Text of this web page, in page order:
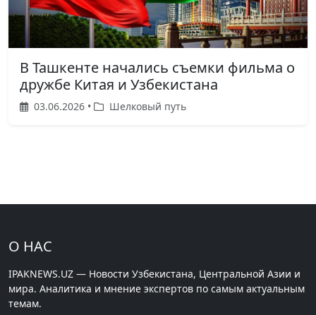
В Ташкенте начались съемки фильма о
дружбе Китая и Узбекистана
03.06.2026 • Шелковый путь
О НАС
IPAKNEWS.UZ — Новости Узбекистана, Центральной Азии и
мира. Аналитика и мнение экспертов по самым актуальным
темам.